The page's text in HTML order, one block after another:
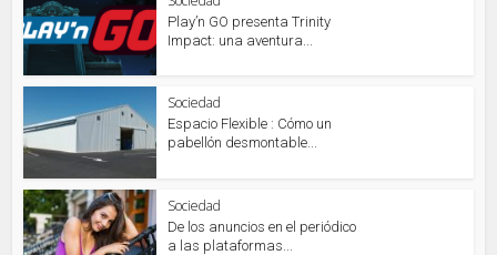
Play’n GO presenta Trinity
Impact: una aventura...
Sociedad
Espacio Flexible : Cómo un
pabellón desmontable...
Sociedad
De los anuncios en el periódico
a las plataformas...